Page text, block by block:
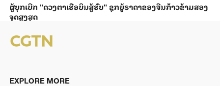
ຜູ້ບຸກເບີກ "ດວງຕາເຮືອບິນສູ້ຮົບ" ຊຸກຍູ້ຣາດາຂອງຈີນກ້າວຂ້າມສອງ
ຈຸດສູງສຸດ
EXPLORE MORE